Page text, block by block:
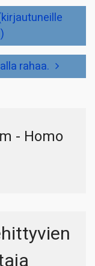
rahaa.
- Homo